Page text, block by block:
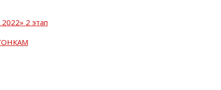
2 этап